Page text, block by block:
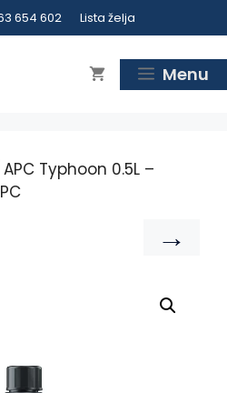
654 602 Lista želja
Menu
Typhoon 0.5L –
→